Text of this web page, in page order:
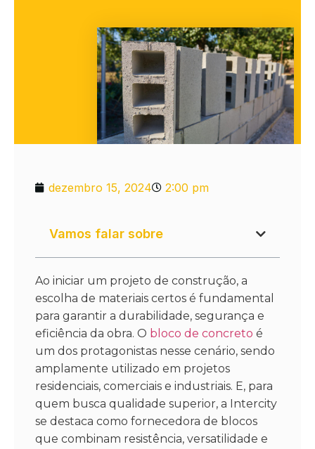
dezembro 15, 2024 2:00 pm
Vamos falar sobre
Ao iniciar um projeto de construção, a
escolha de materiais certos é fundamental
para garantir a durabilidade, segurança e
eficiência da obra. O bloco de concreto é
um dos protagonistas nesse cenário, sendo
amplamente utilizado em projetos
residenciais, comerciais e industriais. E, para
quem busca qualidade superior, a Intercity
se destaca como fornecedora de blocos
que combinam resistência, versatilidade e